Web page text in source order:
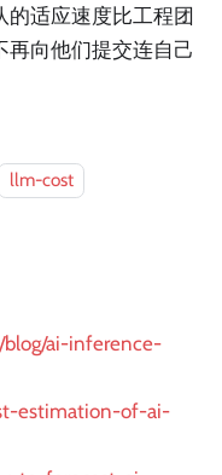
适应速度比工程团
再向他们提交连自己
llm-cost
ai-inference-
estimation-of-ai-